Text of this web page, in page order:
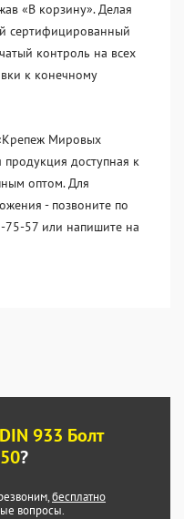
«В корзину». Делая
сертифицированный
контроль на всех
к конечному
Мировых
доступная к
оптом. Для
- позвоните по
57 или напишите на
DIN 933 Болт
?
бесплатно
вопросы.